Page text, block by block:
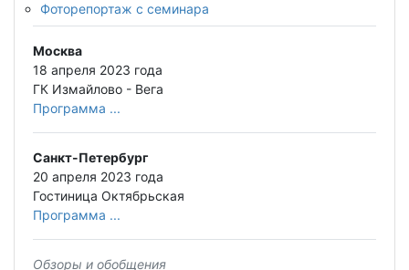
Фоторепортаж с семинара
Москва
18 апреля 2023 года
ГК Измайлово - Вега
Программа ...
Санкт-Петербург
20 апреля 2023 года
Гостиница Октябрьская
Программа ...
Обзоры и обобщения